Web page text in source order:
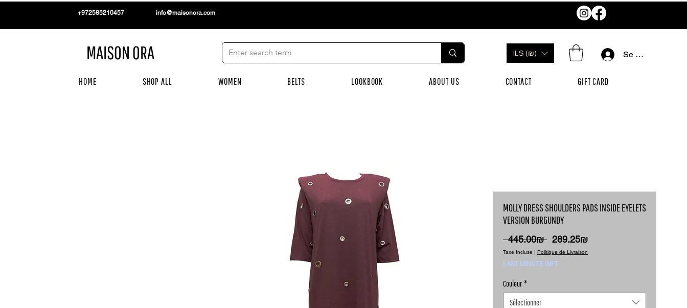
+972585210457 info@maisonora.com
MAISON ORA ILS (₪) Se connecter
HOME SHOP ALL WOMEN BELTS LOOKBOOK ABOUT US CONTACT GIFT CARD
MOLLY DRESS SHOULDERS PADS INSIDE EYELETS
VERSION BURGUNDY
‏445.00 ‏₪ Prix
original
‏289.25 ‏₪
Taxe Incluse Politique de Livraison
LAST MINUTE GIFT
Couleur *
Sélectionner